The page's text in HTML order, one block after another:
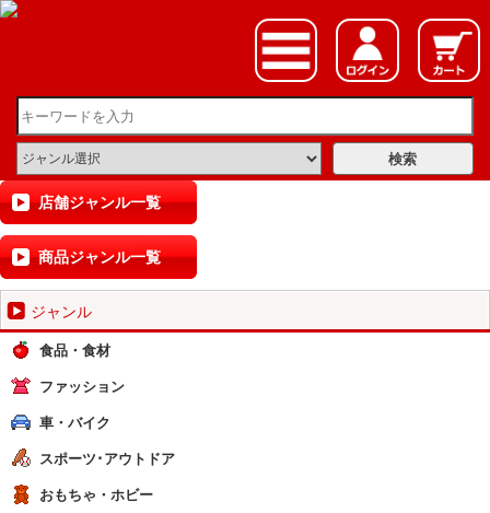
店舗ジャンル一覧
商品ジャンル一覧
ジャンル
食品・食材
ファッション
車・バイク
スポーツ･アウトドア
おもちゃ・ホビー